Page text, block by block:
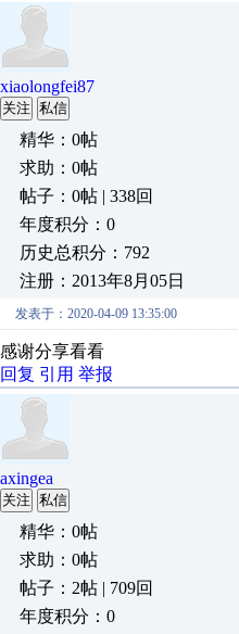
xiaolongfei87
关注 私信
精华：0帖
求助：0帖
帖子：0帖 | 338回
年度积分：0
历史总积分：792
注册：2013年8月05日
发表于：2020-04-09 13:35:00
感谢分享看看
回复 引用 举报
axingea
关注 私信
精华：0帖
求助：0帖
帖子：2帖 | 709回
年度积分：0